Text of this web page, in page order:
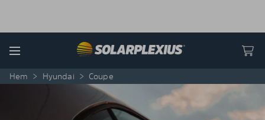
Menu
Hem > Hyundai > Coupe